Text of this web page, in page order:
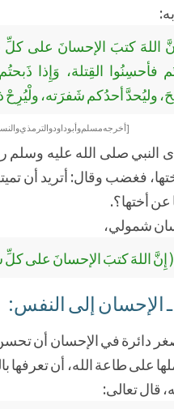
اللهَ كتبَ الإحسانَ على
فأحسِنُوا القِتلة، وَإِذا
وليُحدَّ أحدُكم شَفرَته، ولْيُرِحْ
[أخرجه مسلم وأبو داود والترمذي
النبي صلى الله عليه وسلم
فغضب وقال: أتريد أن
عن أختها؟.
شمولي،
إِنَّ اللهَ كتبَ الإحسانَ على
دائرة في الإحسان أن
على طاعة الله، أن تعرفها
قال تعالى: